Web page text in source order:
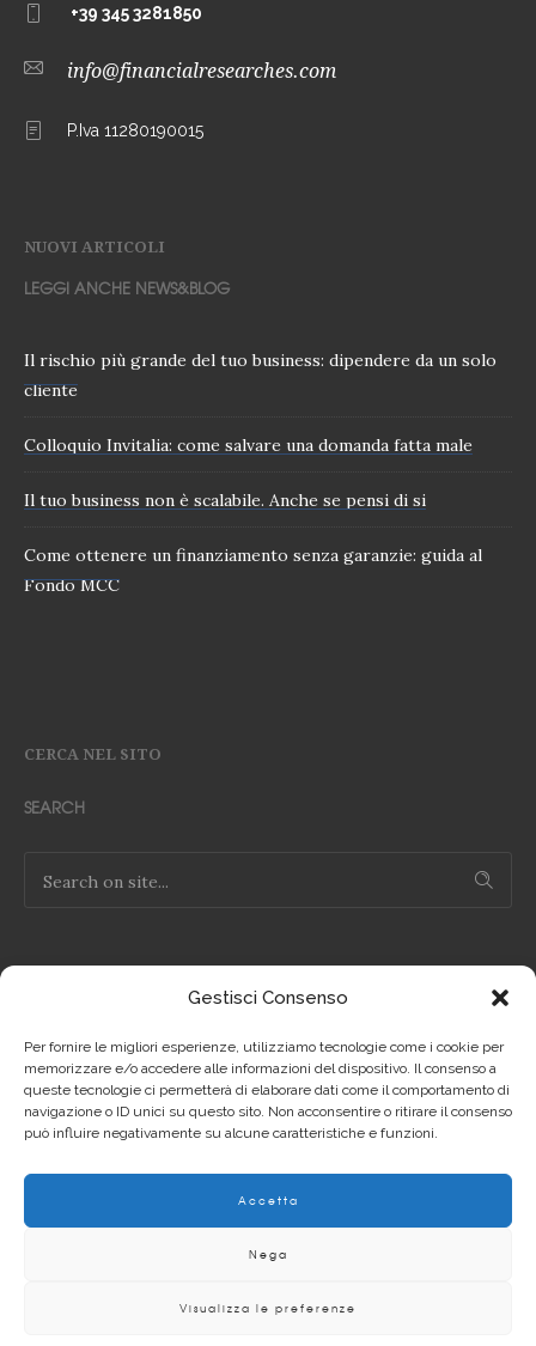
Gestisci Consenso
Per fornire le migliori esperienze, utilizziamo tecnologie come i cookie per
memorizzare e/o accedere alle informazioni del dispositivo. Il consenso a
queste tecnologie ci permetterà di elaborare dati come il comportamento di
navigazione o ID unici su questo sito. Non acconsentire o ritirare il consenso
può influire negativamente su alcune caratteristiche e funzioni.
Accetta
Nega
Visualizza le preferenze
+39 345 3281850
info@financialresearches.com
P.Iva 11280190015
NUOVI ARTICOLI
LEGGI ANCHE NEWS&BLOG
Il rischio più grande del tuo business: dipendere da un solo
cliente
Colloquio Invitalia: come salvare una domanda fatta male
Il tuo business non è scalabile. Anche se pensi di si
Come ottenere un finanziamento senza garanzie: guida al
Fondo MCC
CERCA NEL SITO
SEARCH
Privacy Policy IT
Privacy Policy EN
Cookie Policy EN